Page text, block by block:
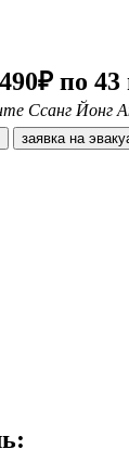
по 43
Ссанг Йонг
заявка на